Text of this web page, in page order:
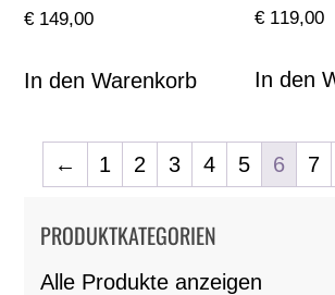
PRODUKTKATEGORIEN
Alle Produkte anzeigen
€ 149,00
In den Warenkorb
€ 119,00
In den
← 1 2 3 4 5 6 7